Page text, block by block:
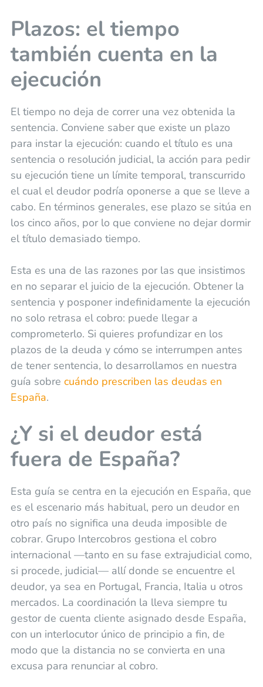
Plazos: el tiempo
también cuenta en la
ejecución
El tiempo no deja de correr una vez obtenida la
sentencia. Conviene saber que existe un plazo
para instar la ejecución: cuando el título es una
sentencia o resolución judicial, la acción para pedir
su ejecución tiene un límite temporal, transcurrido
el cual el deudor podría oponerse a que se lleve a
cabo. En términos generales, ese plazo se sitúa en
los cinco años, por lo que conviene no dejar dormir
el título demasiado tiempo.
Esta es una de las razones por las que insistimos
en no separar el juicio de la ejecución. Obtener la
sentencia y posponer indefinidamente la ejecución
no solo retrasa el cobro: puede llegar a
comprometerlo. Si quieres profundizar en los
plazos de la deuda y cómo se interrumpen antes
de tener sentencia, lo desarrollamos en nuestra
guía sobre cuándo prescriben las deudas en
España.
¿Y si el deudor está
fuera de España?
Esta guía se centra en la ejecución en España, que
es el escenario más habitual, pero un deudor en
otro país no significa una deuda imposible de
cobrar. Grupo Intercobros gestiona el cobro
internacional —tanto en su fase extrajudicial como,
si procede, judicial— allí donde se encuentre el
deudor, ya sea en Portugal, Francia, Italia u otros
mercados. La coordinación la lleva siempre tu
gestor de cuenta cliente asignado desde España,
con un interlocutor único de principio a fin, de
modo que la distancia no se convierta en una
excusa para renunciar al cobro.